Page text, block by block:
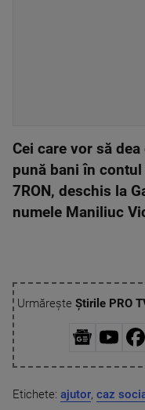
Cei care vor să
pună bani în contul
7RON, deschis la
numele Maniliuc
Urmărește Știrile PRO
Etichete: ajutor, caz